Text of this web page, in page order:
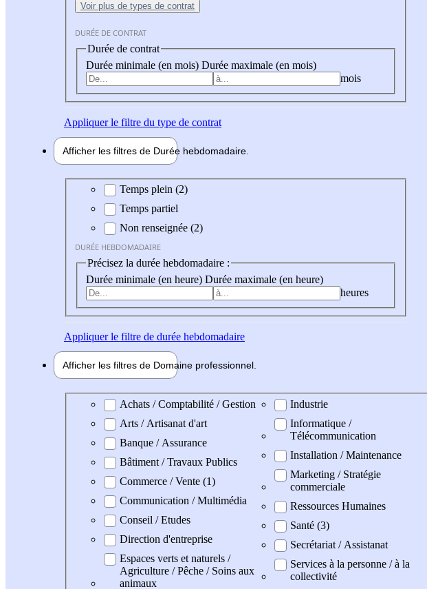
Voir plus de types de contrat
DURÉE DE CONTRAT
Durée de contrat
Durée minimale (en mois) Durée maximale (en mois)
mois
Appliquerle filtre du type de contrat
Afficher les filtres de Durée hebdomadaire
Durée hebdomadaire
Temps plein (2)
Temps partiel
Non renseignée (2)
DURÉE HEBDOMADAIRE
Précisez la durée hebdomadaire :
Durée minimale (en heure) Durée maximale (en heure)
heures
Appliquerle filtre de durée hebdomadaire
Afficher les filtres de Domaine professionnel
Domaine professionel
Achats / Comptabilité / Gestion
Arts / Artisanat d'art
Banque / Assurance
Bâtiment / Travaux Publics
Commerce / Vente (1)
Communication / Multimédia
Conseil / Etudes
Direction d'entreprise
Espaces verts et naturels /
Agriculture / Pêche / Soins aux
animaux
Industrie
Informatique /
Télécommunication
Installation / Maintenance
Marketing / Stratégie
commerciale
Ressources Humaines
Santé (3)
Secrétariat / Assistanat
Services à la personne / à la
collectivité